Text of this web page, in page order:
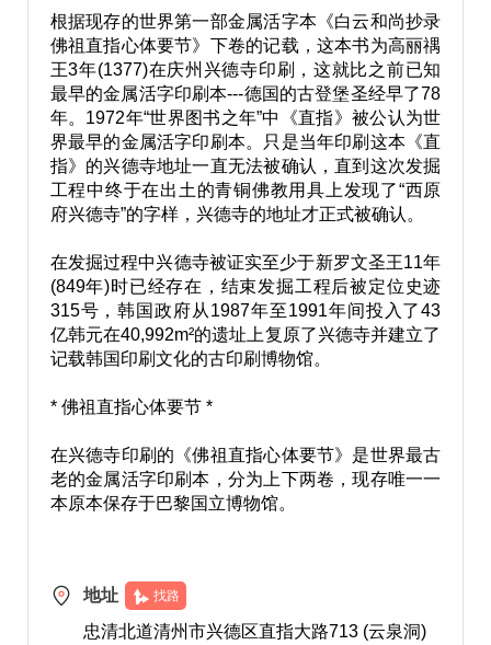
根据现存的世界第一部金属活字本《白云和尚抄录
佛祖直指心体要节》下卷的记载，这本书为高丽禑
王3年(1377)在庆州兴德寺印刷，这就比之前已知
最早的金属活字印刷本---德国的古登堡圣经早了78
年。1972年“世界图书之年”中《直指》被公认为世
界最早的金属活字印刷本。只是当年印刷这本《直
指》的兴德寺地址一直无法被确认，直到这次发掘
工程中终于在出土的青铜佛教用具上发现了“西原
府兴德寺”的字样，兴德寺的地址才正式被确认。
在发掘过程中兴德寺被证实至少于新罗文圣王11年
(849年)时已经存在，结束发掘工程后被定位史迹
315号，韩国政府从1987年至1991年间投入了43
亿韩元在40,992m²的遗址上复原了兴德寺并建立了
记载韩国印刷文化的古印刷博物馆。
* 佛祖直指心体要节 *
在兴德寺印刷的《佛祖直指心体要节》是世界最古
老的金属活字印刷本，分为上下两卷，现存唯一一
本原本保存于巴黎国立博物馆。
地址 找路
忠清北道清州市兴德区直指大路713 (云泉洞)